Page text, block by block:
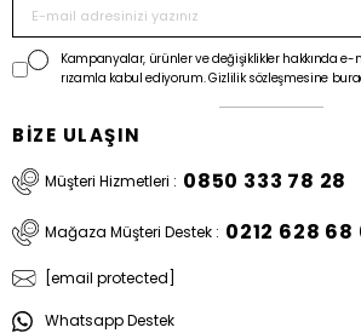
Kampanyalar, ürünler ve değişiklikler hakkında e-
rızamla kabul ediyorum. Gizlilik sözleşmesine
BİZE ULAŞIN
Müşteri Hizmetleri : 0850 333 78 28
Mağaza Müşteri Destek : 0212 628 68
[email protected]
Whatsapp Destek